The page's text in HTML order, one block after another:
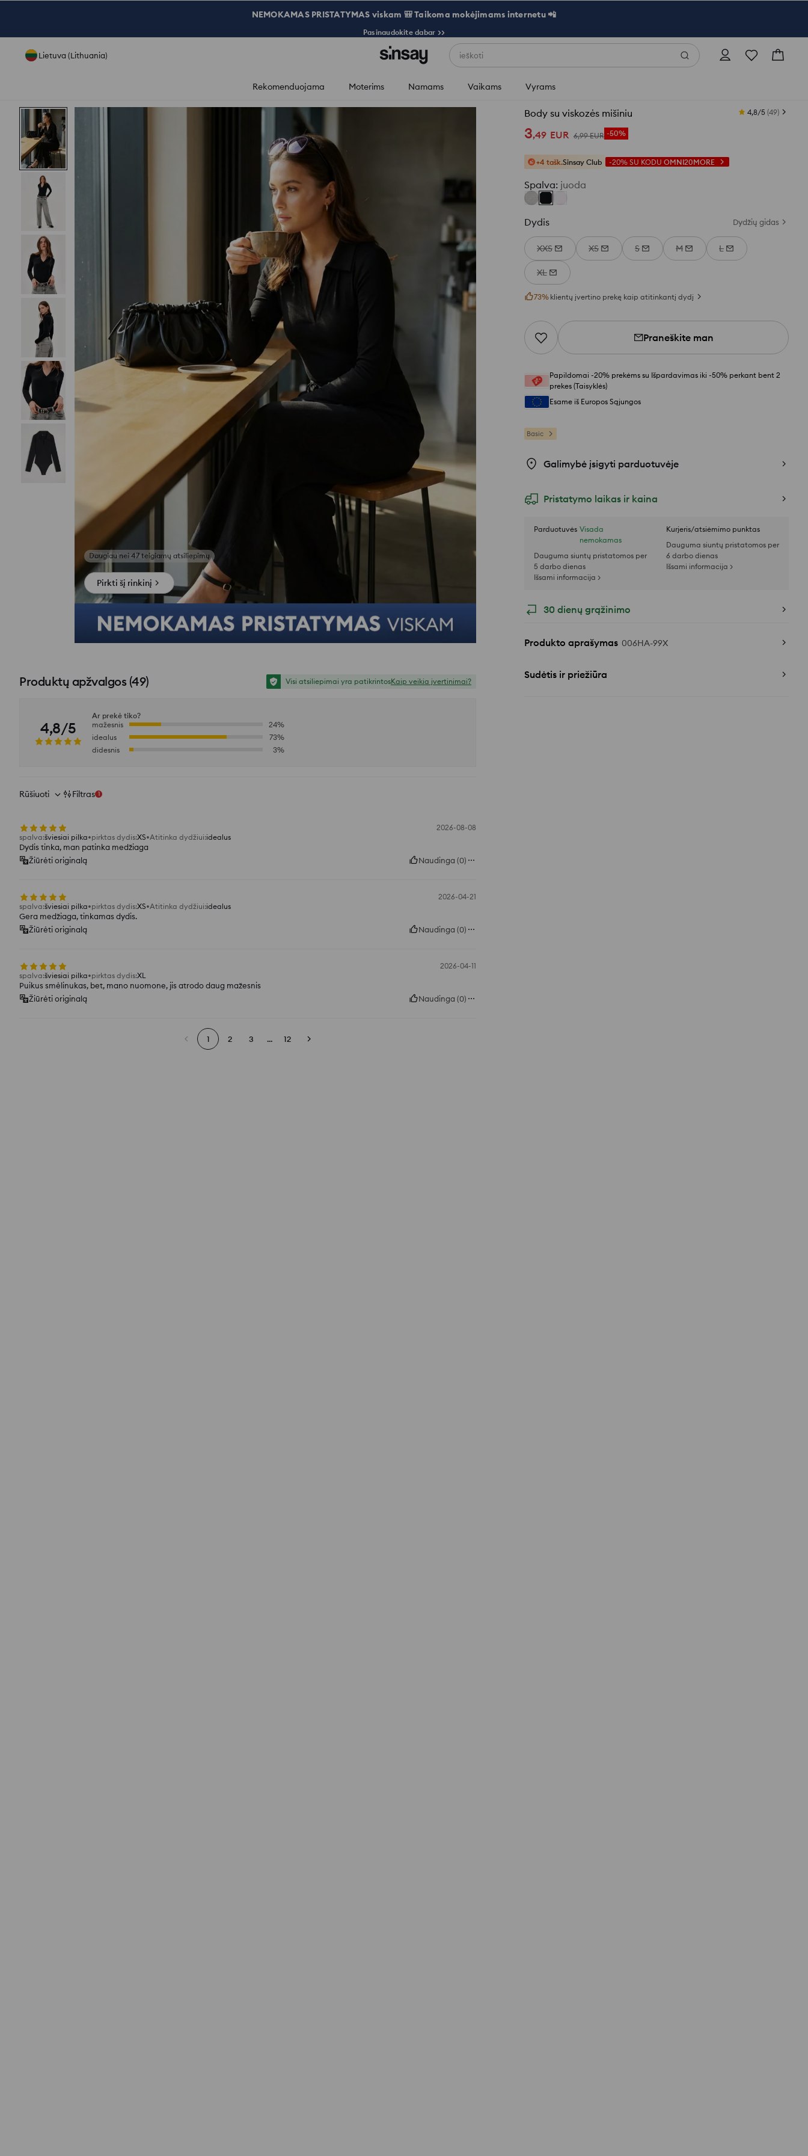
NEMOKAMAS PRISTATYMAS viskam 🎒 Taikoma mokėjimams internetu 📲
Pasinaudokite dabar >>
Lietuva (Lithuania) ieškoti
Rekomenduojama Moterims Namams Vaikams Vyrams
Body su viskozės mišiniu 4,8/5 (49)
3,49 EUR 6,99 EUR -50%
+4 tašk.Sinsay Club -20% SU KODU OMNI20MORE
Spalva: juoda
Dydis Dydžių gidas
XXS XS S M L
XL
73% klientų įvertino prekę kaip atitinkantį dydį
Praneškite man
Papildomai -20% prekėms su Išpardavimas iki -50% perkant bent 2
prekes (Taisyklės)
Esame iš Europos Sąjungos
Basic
Galimybė įsigyti parduotuvėje
Pristatymo laikas ir kaina
Parduotuvės Visada
nemokamas
Dauguma siuntų pristatomos per
5 darbo dienas
Išsami informacija >
Kurjeris/atsiėmimo punktas
Dauguma siuntų pristatomos per
6 darbo dienas
Išsami informacija >
30 dienų grąžinimo
Produkto aprašymas 006HA-99X
Sudėtis ir priežiūra
Žiūrėti atsiliepimų nuotraukas
Pirkti šį rinkinį
Produktų apžvalgos(49) Visi atsiliepimai yra patikrintosKaip veikia įvertinimai?
4,8/5
Ar prekė tiko?
mažesnis
24%
idealus
73%
didesnis
3%
Rūšiuoti Filtras 1
2026-08-08
spalva:šviesiai pilka pirktas dydis:XS Atitinka dydžiui:idealus
Dydis tinka, man patinka medžiaga
Žiūrėti originalą
Naudinga (0)
2026-04-21
spalva:šviesiai pilka pirktas dydis:XS Atitinka dydžiui:idealus
Gera medžiaga, tinkamas dydis.
Žiūrėti originalą
Naudinga (0)
2026-04-11
spalva:šviesiai pilka pirktas dydis:XL
Puikus smėlinukas, bet, mano nuomone, jis atrodo daug mažesnis
Žiūrėti originalą
Naudinga (0)
1 2 3 ... 12